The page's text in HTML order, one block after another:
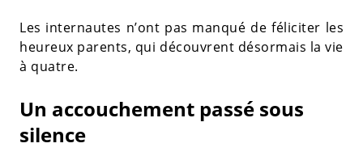
Les internautes n’ont pas manqué de féliciter les
heureux parents, qui découvrent désormais la vie
à quatre.
Un accouchement passé sous
silence